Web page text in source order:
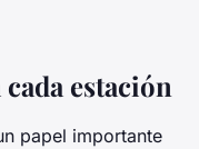
estación
papel importante